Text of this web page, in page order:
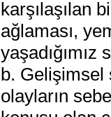
karşılaşılan
ağlaması,
yaşadığımız
b. Gelişimsel
olayların